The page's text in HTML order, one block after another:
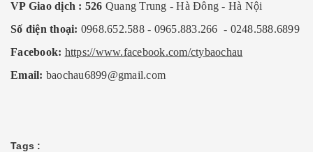
VP Giao dịch : 526 Quang Trung - Hà Đông - Hà Nội
Số điện thoại: 0968.652.588 - 0965.883.266 - 0248.588.6899
Facebook: https://www.facebook.com/ctybaochau
Email: baochau6899@gmail.com
Tags :